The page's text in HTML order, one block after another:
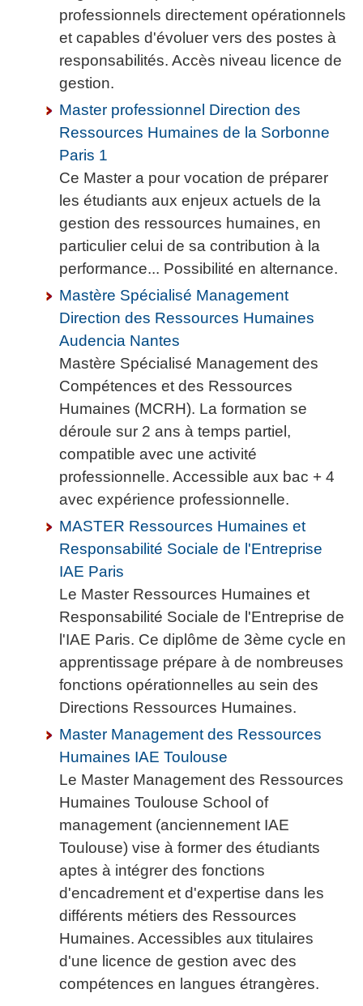
professionnels directement opérationnels
et capables d'évoluer vers des postes à
responsabilités. Accès niveau licence de
gestion.
Master professionnel Direction des
Ressources Humaines de la Sorbonne
Paris 1
Ce Master a pour vocation de préparer
les étudiants aux enjeux actuels de la
gestion des ressources humaines, en
particulier celui de sa contribution à la
performance... Possibilité en alternance.
Mastère Spécialisé Management
Direction des Ressources Humaines
Audencia Nantes
Mastère Spécialisé Management des
Compétences et des Ressources
Humaines (MCRH). La formation se
déroule sur 2 ans à temps partiel,
compatible avec une activité
professionnelle. Accessible aux bac + 4
avec expérience professionnelle.
MASTER Ressources Humaines et
Responsabilité Sociale de l'Entreprise
IAE Paris
Le Master Ressources Humaines et
Responsabilité Sociale de l'Entreprise de
l'IAE Paris. Ce diplôme de 3ème cycle en
apprentissage prépare à de nombreuses
fonctions opérationnelles au sein des
Directions Ressources Humaines.
Master Management des Ressources
Humaines IAE Toulouse
Le Master Management des Ressources
Humaines Toulouse School of
management (anciennement IAE
Toulouse) vise à former des étudiants
aptes à intégrer des fonctions
d'encadrement et d'expertise dans les
différents métiers des Ressources
Humaines. Accessibles aux titulaires
d'une licence de gestion avec des
compétences en langues étrangères.